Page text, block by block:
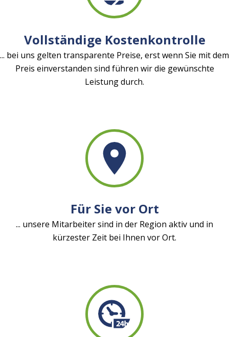
Vollständige Kostenkontrolle
... bei uns gelten transparente Preise, erst wenn Sie mit dem
Preis einverstanden sind führen wir die gewünschte
Leistung durch.
Für Sie vor Ort
... unsere Mitarbeiter sind in der Region aktiv und in
kürzester Zeit bei Ihnen vor Ort.